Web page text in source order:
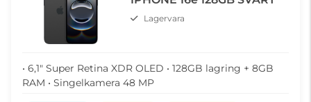
Lagervara
• 6,1" Super Retina XDR OLED • 128GB lagring + 8GB
RAM • Singelkamera 48 MP